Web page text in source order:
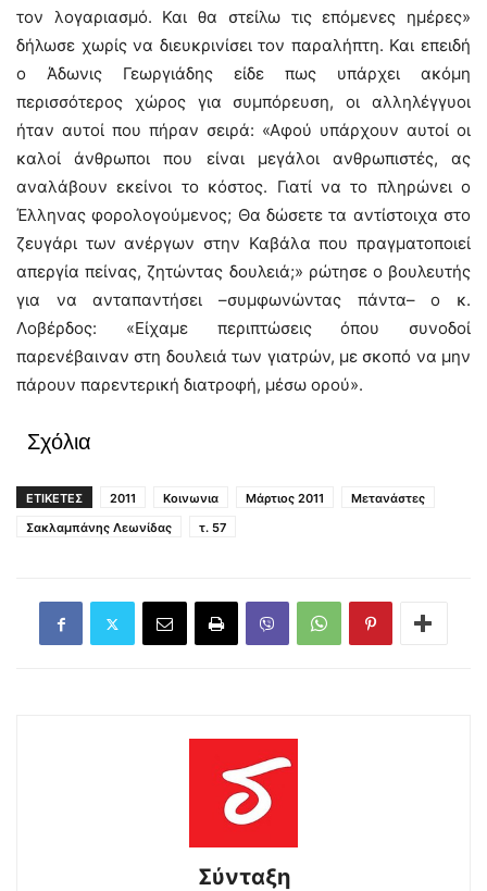
τον λογαριασμό. Και θα στείλω τις επόμενες ημέρες»
δήλωσε χωρίς να διευκρινίσει τον παραλήπτη. Και επειδή
ο Άδωνις Γεωργιάδης είδε πως υπάρχει ακόμη
περισσότερος χώρος για συμπόρευση, οι αλληλέγγυοι
ήταν αυτοί που πήραν σειρά: «Αφού υπάρχουν αυτοί οι
καλοί άνθρωποι που είναι μεγάλοι ανθρωπιστές, ας
αναλάβουν εκείνοι το κόστος. Γιατί να το πληρώνει ο
Έλληνας φορολογούμενος; Θα δώσετε τα αντίστοιχα στο
ζευγάρι των ανέργων στην Καβάλα που πραγματοποιεί
απεργία πείνας, ζητώντας δουλειά;» ρώτησε ο βουλευτής
για να ανταπαντήσει –συμφωνώντας πάντα– ο κ.
Λοβέρδος: «Είχαμε περιπτώσεις όπου συνοδοί
παρενέβαιναν στη δουλειά των γιατρών, με σκοπό να μην
πάρουν παρεντερική διατροφή, μέσω ορού».
Σχόλια
ΕΤΙΚΕΤΕΣ 2011 Κοινωνια Μάρτιος 2011
Μετανάστες
Σακλαμπάνης Λεωνίδας
τ. 57
Σύνταξη